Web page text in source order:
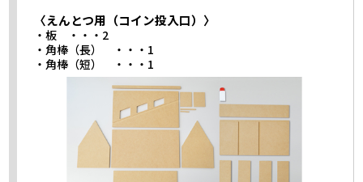
〈えんとつ用（コイン投入口）〉
・板 ・・・2
・角棒（長） ・・・1
・角棒（短） ・・・1